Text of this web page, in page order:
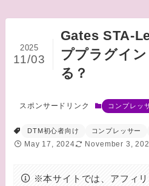
Gates STA-
ププラグイ
る？
2025
11/03
スポンサードリンク コンプレッ
DTM初心者向け コンプレッサー
May 17, 2024 November 3,
※本サイトでは、アフィ